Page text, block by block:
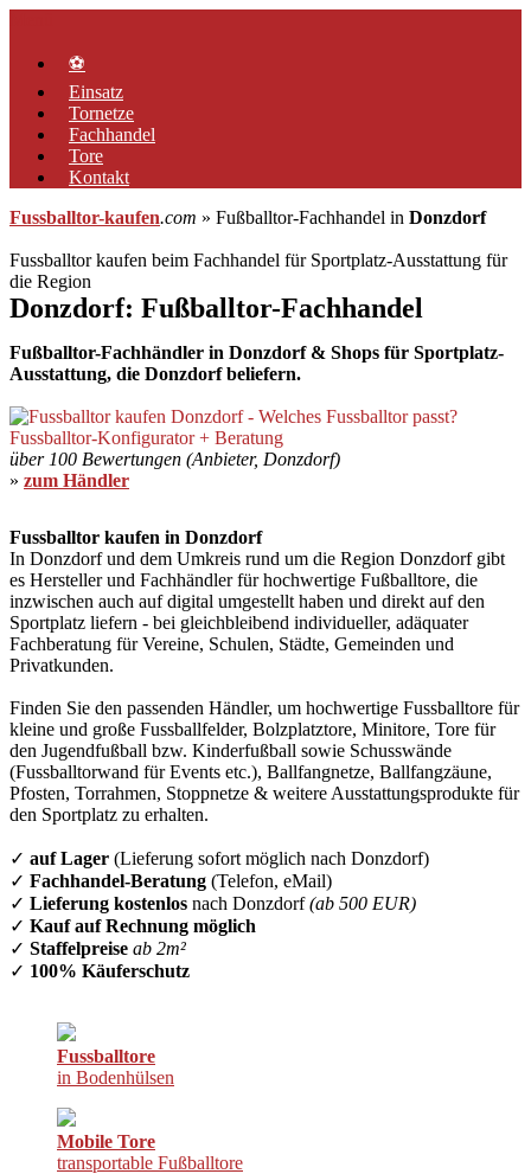
springen⚽
Einsatz
Tornetze
Fachhandel
Tore
Kontakt
Fussballtor-kaufen.com » Fußballtor-Fachhandel in Donzdorf
Fussballtor kaufen beim Fachhandel für Sportplatz-Ausstattung für
die Region
Donzdorf: Fußballtor-Fachhandel
Fußballtor-Fachhändler in Donzdorf & Shops für Sportplatz-
Ausstattung, die Donzdorf beliefern.
über 100 Bewertungen (Anbieter, Donzdorf)
» zum Händler
Fussballtor kaufen in Donzdorf
In Donzdorf und dem Umkreis rund um die Region Donzdorf gibt
es Hersteller und Fachhändler für hochwertige Fußballtore, die
inzwischen auch auf digital umgestellt haben und direkt auf den
Sportplatz liefern - bei gleichbleibend individueller, adäquater
Fachberatung für Vereine, Schulen, Städte, Gemeinden und
Privatkunden.
Finden Sie den passenden Händler, um hochwertige Fussballtore für
kleine und große Fussballfelder, Bolzplatztore, Minitore, Tore für
den Jugendfußball bzw. Kinderfußball sowie Schusswände
(Fussballtorwand für Events etc.), Ballfangnetze, Ballfangzäune,
Pfosten, Torrahmen, Stoppnetze & weitere Ausstattungsprodukte für
den Sportplatz zu erhalten.
✓ auf Lager (Lieferung sofort möglich nach Donzdorf)
✓ Fachhandel-Beratung (Telefon, eMail)
✓ Lieferung kostenlos nach Donzdorf(ab 500 EUR)
✓ Kauf auf Rechnung möglich
✓ Staffelpreise ab 2m²
✓ 100% Käuferschutz
Fussballtore
in Bodenhülsen
Mobile Tore
transportable Fußballtore